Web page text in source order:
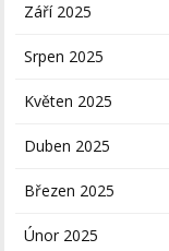
Září 2025
Srpen 2025
Květen 2025
Duben 2025
Březen 2025
Únor 2025